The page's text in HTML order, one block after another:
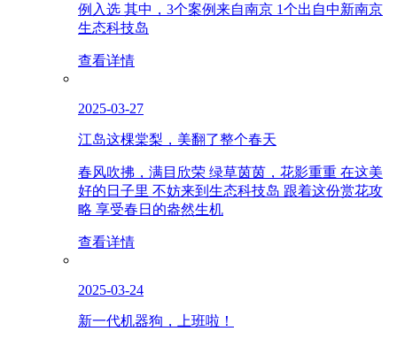
例入选 其中，3个案例来自南京 1个出自中新南京
生态科技岛
查看详情
2025-03-27
江岛这棵棠梨，美翻了整个春天
春风吹拂，满目欣荣 绿草茵茵，花影重重 在这美
好的日子里 不妨来到生态科技岛 跟着这份赏花攻
略 享受春日的盎然生机
查看详情
2025-03-24
新一代机器狗，上班啦！